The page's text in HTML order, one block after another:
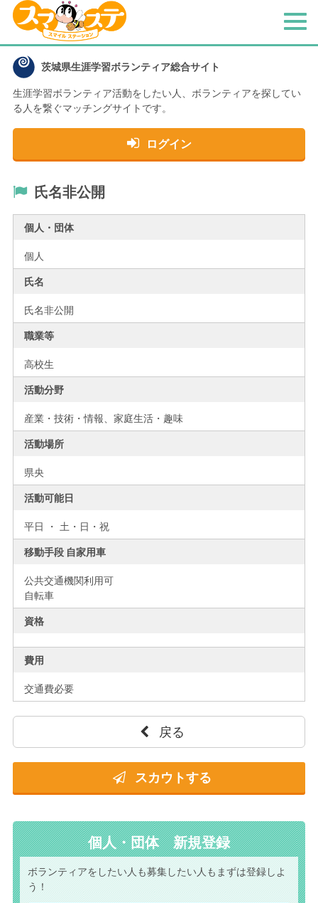
茨城県生涯学習ボランティア総合サイト
生涯学習ボランティア活動をしたい人、 ボランティアを探してい
る人を繋ぐマッチングサイトです。
ログイン
メ
氏名非公開
個人・団体
個人
氏名
氏名非公開
職業等
高校生
活動分野
産業・技術・情報、家庭生活・趣味
活動場所
県央
活動可能日
平日 ・ 土・日・祝
移動手段 自家用車
公共交通機関利用可
自転車
資格
費用
交通費必要
戻る
スカウトする
個人・団体 新規登録
ボランティアをしたい人も募集したい人もまずは登録しよ
う！